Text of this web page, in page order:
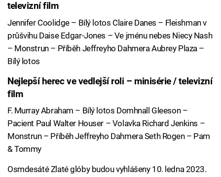
televizní film
Jennifer Coolidge – Bílý lotos Claire Danes – Fleishman v
průšvihu Daise Edgar-Jones – Ve jménu nebes Niecy Nash
– Monstrun – Příběh Jeffreyho Dahmera Aubrey Plaza –
Bílý lotos
Nejlepší herec ve vedlejší roli – minisérie / televizní
film
F. Murray Abraham – Bílý lotos Domhnall Gleeson –
Pacient Paul Walter Houser – Volavka Richard Jenkins –
Monstrun – Příběh Jeffreyho Dahmera Seth Rogen – Pam
& Tommy
Osmdesáté Zlaté glóby budou vyhlášeny 10. ledna 2023.